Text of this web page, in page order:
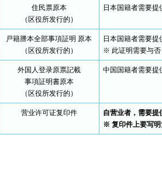
住民票原本
（区役所发行的）
日本国籍者需要提
戸籍謄本全部事項証明 原本
（区役所发行的）
日本国籍者需要提
※ 此证明需要与否
外国人登录原票記載
事項証明書原本
（区役所发行的）
中国国籍者需要提
营业许可证复印件
自营业者，需要提
※ 复印件上要写